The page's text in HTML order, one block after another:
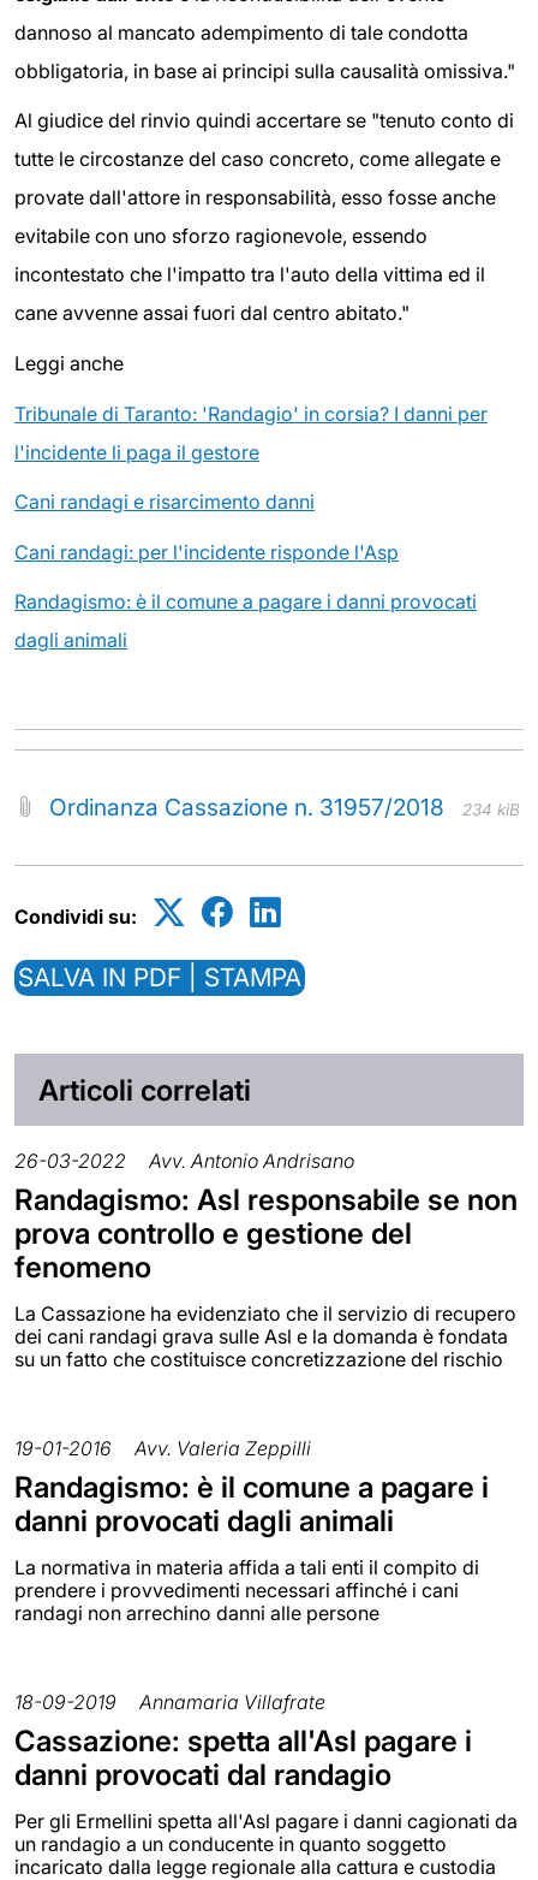
dannoso al mancato adempimento di tale condotta
obbligatoria, in base ai principi sulla causalità omissiva."
Al giudice del rinvio quindi accertare se "tenuto conto di
tutte le circostanze del caso concreto, come allegate e
provate dall'attore in responsabilità, esso fosse anche
evitabile con uno sforzo ragionevole, essendo
incontestato che l'impatto tra l'auto della vittima ed il
cane avvenne assai fuori dal centro abitato."
Leggi anche
Tribunale di Taranto: 'Randagio' in corsia? I danni per
l'incidente li paga il gestore
Cani randagi e risarcimento danni
Cani randagi: per l'incidente risponde l'Asp
Randagismo: è il comune a pagare i danni provocati
dagli animali
Ordinanza Cassazione n. 31957/2018 234 kiB
Condividi su:
SALVA IN PDF | STAMPA
Articoli correlati
26-03-2022 Avv. Antonio Andrisano
Randagismo: Asl responsabile se non
prova controllo e gestione del
fenomeno
La Cassazione ha evidenziato che il servizio di recupero
dei cani randagi grava sulle Asl e la domanda è fondata
su un fatto che costituisce concretizzazione del rischio
19-01-2016 Avv. Valeria Zeppilli
Randagismo: è il comune a pagare i
danni provocati dagli animali
La normativa in materia affida a tali enti il compito di
prendere i provvedimenti necessari affinché i cani
randagi non arrechino danni alle persone
18-09-2019 Annamaria Villafrate
Cassazione: spetta all'Asl pagare i
danni provocati dal randagio
Per gli Ermellini spetta all'Asl pagare i danni cagionati da
un randagio a un conducente in quanto soggetto
incaricato dalla legge regionale alla cattura e custodia